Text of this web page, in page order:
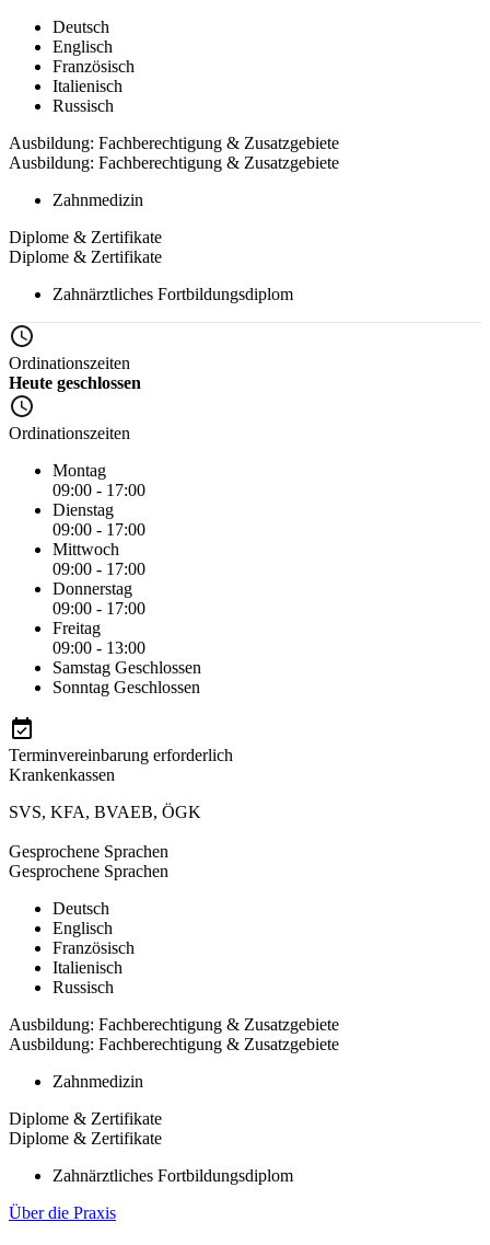
Deutsch
Englisch
Französisch
Italienisch
Russisch
Ausbildung: Fachberechtigung & Zusatzgebiete
Ausbildung: Fachberechtigung & Zusatzgebiete
Zahnmedizin
Diplome & Zertifikate
Diplome & Zertifikate
Zahnärztliches Fortbildungsdiplom
Ordinationszeiten
Heute geschlossen
Ordinationszeiten
Montag
09:00 - 17:00
Dienstag
09:00 - 17:00
Mittwoch
09:00 - 17:00
Donnerstag
09:00 - 17:00
Freitag
09:00 - 13:00
Samstag Geschlossen
Sonntag Geschlossen
Terminvereinbarung erforderlich
Krankenkassen
SVS, KFA, BVAEB, ÖGK
Gesprochene Sprachen
Gesprochene Sprachen
Deutsch
Englisch
Französisch
Italienisch
Russisch
Ausbildung: Fachberechtigung & Zusatzgebiete
Ausbildung: Fachberechtigung & Zusatzgebiete
Zahnmedizin
Diplome & Zertifikate
Diplome & Zertifikate
Zahnärztliches Fortbildungsdiplom
Über die Praxis